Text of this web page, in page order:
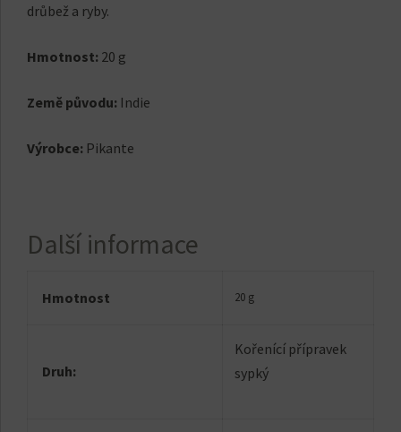
drůbež a ryby.
Hmotnost: 20 g
Země původu: Indie
Výrobce: Pikante
Další informace
Hmotnost 20 g
Druh:
Kořenící přípravek
sypký